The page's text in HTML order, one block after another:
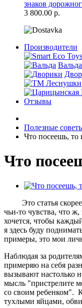
знаков
3 800.00 р.
Производители
Вальда
Отзывы
Полезные
Что посеешь,
Что
Это статья скорее
чьи-то чувства, что
хочется, чтобы
я здесь буду
примеры, это мои
Наблюдая за
примеряю на себя
вызывают настолько
мысль "пристрелите
со своим ребенком".
тухлыми яйцами,